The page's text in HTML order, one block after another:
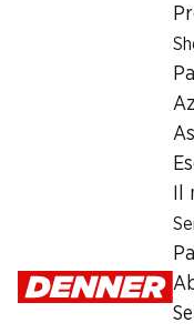
Alle
Orari di
Giovedì